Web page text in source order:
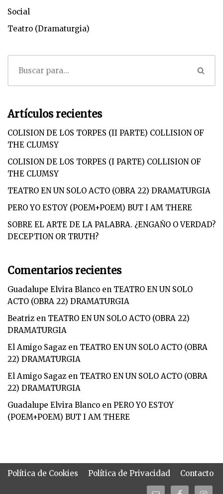
Social
Teatro (Dramaturgia)
Artículos recientes
COLISION DE LOS TORPES (II PARTE) COLLISION OF
THE CLUMSY
COLISION DE LOS TORPES (I PARTE) COLLISION OF
THE CLUMSY
TEATRO EN UN SOLO ACTO (OBRA 22) DRAMATURGIA
PERO YO ESTOY (POEM+POEM) BUT I AM THERE
SOBRE EL ARTE DE LA PALABRA. ¿ENGAÑO O VERDAD?
DECEPTION OR TRUTH?
Comentarios recientes
Guadalupe Elvira Blanco en TEATRO EN UN SOLO
ACTO (OBRA 22) DRAMATURGIA
Beatriz en TEATRO EN UN SOLO ACTO (OBRA 22)
DRAMATURGIA
El Amigo Sagaz en TEATRO EN UN SOLO ACTO (OBRA
22) DRAMATURGIA
El Amigo Sagaz en TEATRO EN UN SOLO ACTO (OBRA
22) DRAMATURGIA
Guadalupe Elvira Blanco en PERO YO ESTOY
(POEM+POEM) BUT I AM THERE
Política de Cookies Política de Privacidad Contacto